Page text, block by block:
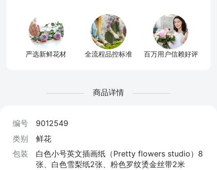
严选新鲜花材 全流程品控标准 百万用户信赖好评
商品详情
编号
9012549
类别
鲜花
包装
白色小号英文插画纸（Pretty flowers studio）8
张、白色雪梨纸2张、粉色罗纹烫金丝带2米